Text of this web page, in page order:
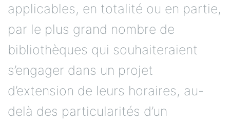
applicables, en totalité ou en partie,
par le plus grand nombre de
bibliothèques qui souhaiteraient
s’engager dans un projet
d’extension de leurs horaires, au-
delà des particularités d’un